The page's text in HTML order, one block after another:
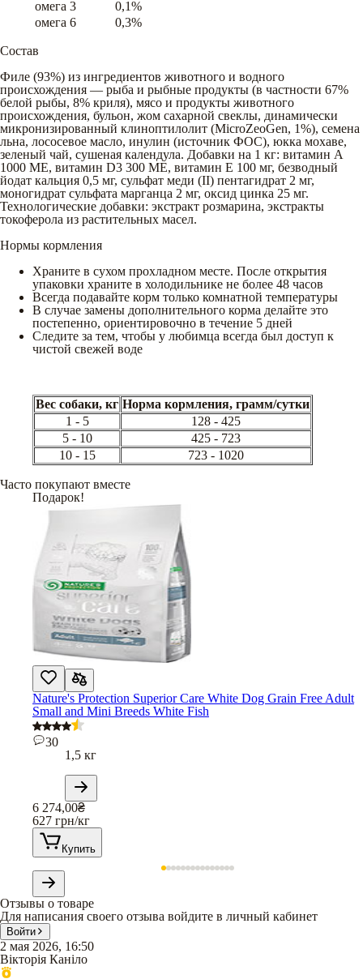
омега 3
0,1%
омега 6
0,3%
Состав
Филе (93%) из ингредиентов животного и водного
происхождения — рыба и рыбные продукты (в частности 67%
белой рыбы, 8% криля), мясо и продукты животного
происхождения, бульон, жом сахарной свеклы, динамически
микронизированный клиноптилолит (MicroZeoGen, 1%), семена
льна, лососевое масло, инулин (источник ФОС), юкка мохаве,
зеленый чай, сушеная календула. Добавки на 1 кг: витамин А
1000 МЕ, витамин D3 300 МЕ, витамин Е 100 мг, безводный
йодат кальция 0,5 мг, сульфат меди (II) пентагидрат 2 мг,
моногидрат сульфата марганца 2 мг, оксид цинка 25 мг.
Технологические добавки: экстракт розмарина, экстракты
токоферола из растительных масел.
Нормы кормления
Храните в сухом прохладном месте. После открытия
упаковки храните в холодильнике не более 48 часов
Всегда подавайте корм только комнатной температуры
В случае замены дополнительного корма делайте это
постепенно, ориентировочно в течение 5 дней
Следите за тем, чтобы у любимца всегда был доступ к
чистой свежей воде
Вес собаки, кг Норма кормления, грамм/сутки
1 - 5
128 - 425
5 - 10
425 - 723
10 - 15
723 - 1020
Часто покупают вместе
Подарок!
Nature's Protection Superior Care White Dog Grain Free Adult
Small and Mini Breeds White Fish
30
1,5 кг
6 274,00₴
627 грн/кг
Купить
Отзывы о товаре
Для написания своего отзыва войдите в личный кабинет
Войти
2 мая 2026, 16:50
Вікторія Каніло